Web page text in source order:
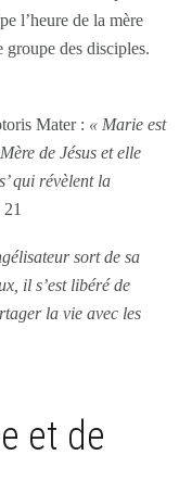
l’heure de la mère
des disciples.
Mater : « Marie est
de Jésus et elle
qui révèlent la
21
sort de sa
il s’est libéré de
la vie avec les
et de